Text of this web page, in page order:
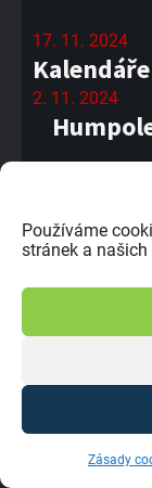
Používáme
stránek a našich
Zásady
17. 11. 2024
2. 11. 2024
Šance
25. 10. 2024